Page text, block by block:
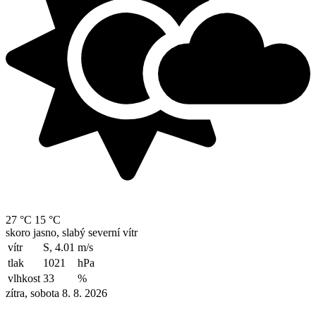
27 °C 15 °C
skoro jasno, slabý severní vítr
vítr
S, 4.01 m/s
tlak
1021
hPa
vlhkost 33
%
zítra, sobota 8. 8. 2026